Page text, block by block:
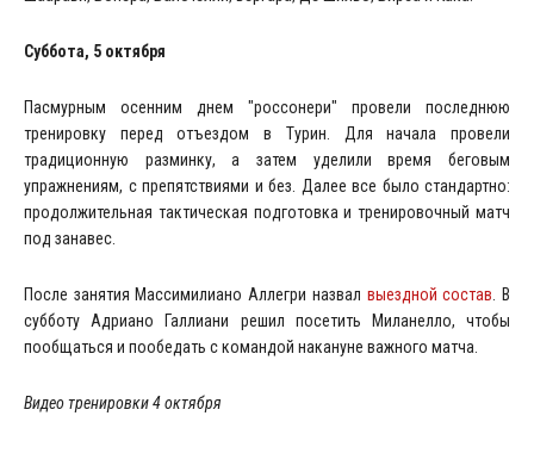
Суббота, 5 октября
Пасмурным осенним днем "россонери" провели последнюю
тренировку перед отъездом в Турин. Для начала провели
традиционную разминку, а затем уделили время беговым
упражнениям, с препятствиями и без. Далее все было стандартно:
продолжительная тактическая подготовка и тренировочный матч
под занавес.
После занятия Массимилиано Аллегри назвал выездной состав . В
субботу Адриано Галлиани решил посетить Миланелло, чтобы
пообщаться и пообедать с командой накануне важного матча.
Видео тренировки 4 октября